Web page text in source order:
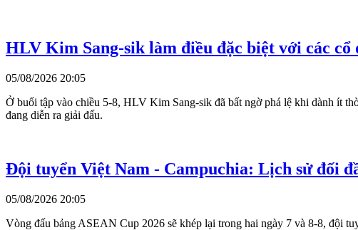
HLV Kim Sang-sik làm điều đặc biệt với các cổ
05/08/2026 20:05
Ở buổi tập vào chiều 5-8, HLV Kim Sang-sik đã bất ngờ phá lệ khi dành ít
đang diễn ra giải đấu.
Đội tuyển Việt Nam - Campuchia: Lịch sử đối
05/08/2026 20:05
Vòng đấu bảng ASEAN Cup 2026 sẽ khép lại trong hai ngày 7 và 8-8, đội